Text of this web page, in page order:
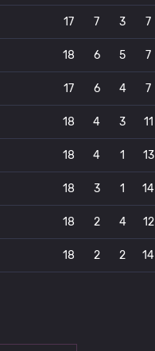
17 7 3 7
18 6 5 7
17 6 4 7
18 4 3 11
18 4 1 13
18 3 1 14
18 2 4 12
18 2 2 14